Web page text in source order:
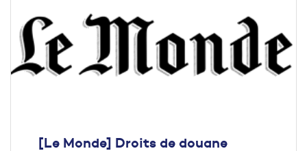
[Le Monde] Droits de douane